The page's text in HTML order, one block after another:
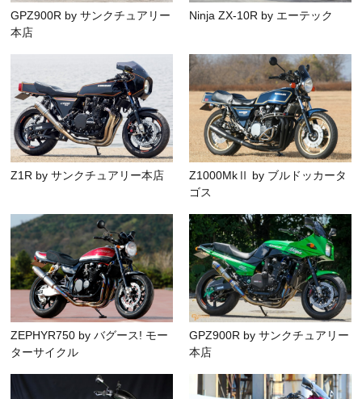
GPZ900R by サンクチュアリー
本店
Ninja ZX-10R by エーテック
Z1R by サンクチュアリー本店
Z1000MkⅡ by ブルドッカータ
ゴス
ZEPHYR750 by バグース! モー
ターサイクル
GPZ900R by サンクチュアリー
本店